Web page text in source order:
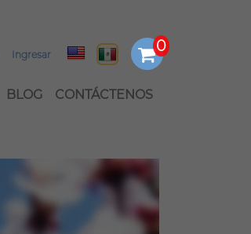
Ingresar
BLOG CONTÁCTENOS